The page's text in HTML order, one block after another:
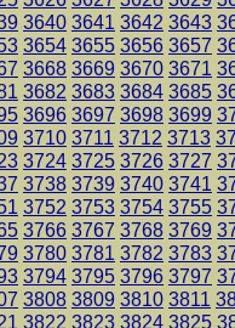
3640 3641 3642 3643
3654 3655 3656 3657
3668 3669 3670 3671
3682 3683 3684 3685
3696 3697 3698 3699
3710 3711 3712 3713
3724 3725 3726 3727
3738 3739 3740 3741
3752 3753 3754 3755
3766 3767 3768 3769
3780 3781 3782 3783
3794 3795 3796 3797
3808 3809 3810 3811
3822 3823 3824 3825